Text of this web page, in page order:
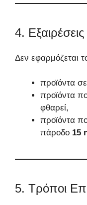
4. Εξαιρέσεις
Δεν εφαρμόζεται
προϊόντα
προϊόντα
φθαρεί,
προϊόντα
πάροδο 15
5. Τρόποι